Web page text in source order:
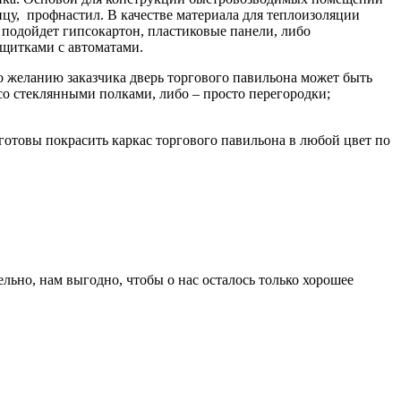
профнастил. В качестве материала для теплоизоляции
гипсокартон, пластиковые панели, либо
с автоматами.
заказчика дверь торгового павильона может быть
стеклянными полками, либо – просто перегородки;
покрасить каркас торгового павильона в любой цвет по
нам выгодно, чтобы о нас осталось только хорошее